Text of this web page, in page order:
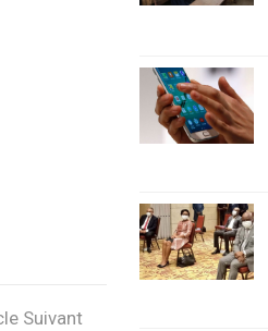
Suivant